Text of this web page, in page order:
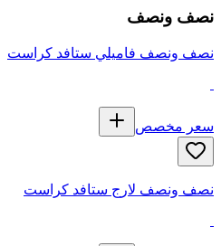
نصف ونصف
نصف ونصف فاميلي ستافد كراست
سعر مخصص
نصف ونصف لارج ستافد كراست